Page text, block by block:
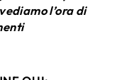
l’ora di